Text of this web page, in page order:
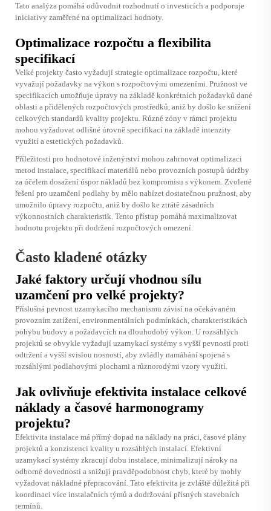
Tato analýza pomáhá odůvodnit rozhodnutí o investicích a podporuje
iniciativy zaměřené na optimalizaci hodnoty.
Optimalizace rozpočtu a flexibilita
specifikací
Velké projekty často vyžadují strategie optimalizace rozpočtu, které
vyvažují požadavky na výkon s rozpočtovými omezeními. Pružnost ve
specifikacích umožňuje úpravy na základě konkrétních požadavků dané
oblasti a přidělených rozpočtových prostředků, aniž by došlo ke snížení
celkových standardů kvality projektu. Různé zóny v rámci projektu
mohou vyžadovat odlišné úrovně specifikací na základě intenzity
využití a estetických požadavků.
Příležitosti pro hodnotové inženýrství mohou zahrnovat optimalizaci
metod instalace, specifikací materiálů nebo provozních postupů údržby
za účelem dosažení úspor nákladů bez kompromisu s výkonem. Zvolené
řešení pro uzamčení podlahy by mělo nabízet dostatečnou pružnost, aby
umožnilo úpravy rozpočtu, aniž by došlo ke ztrátě zásadních
výkonnostních charakteristik. Tento přístup pomáhá maximalizovat
hodnotu projektu při dodržení rozpočtových omezení.
Často kladené otázky
Jaké faktory určují vhodnou sílu
uzamčení pro velké projekty?
Příslušná pevnost uzamykacího mechanismu závisí na očekávaném
provozním zatížení, environmentálních podmínkách, charakteristikách
pohybu budovy a požadavcích na dlouhodobý výkon. U rozsáhlých
projektů se obvykle vyžadují uzamykací systémy s vyšší pevností proti
odtržení a vyšší svislou nosností, aby zvládly namáhání spojená s
rozsáhlými podlahovými plochami a různorodými vzory využití.
Jak ovlivňuje efektivita instalace celkové
náklady a časové harmonogramy
projektu?
Efektivita instalace má přímý dopad na náklady na práci, časové plány
projektů a konzistenci kvality u rozsáhlých instalací. Efektivní
uzamykací systémy zkracují dobu instalace, minimalizují nároky na
odborné dovednosti a snižují pravděpodobnost chyb, které by mohly
vyžadovat nákladné přepracování. Tato efektivita je zvláště důležitá při
koordinaci více instalačních týmů a dodržování přísných stavebních
termínů.